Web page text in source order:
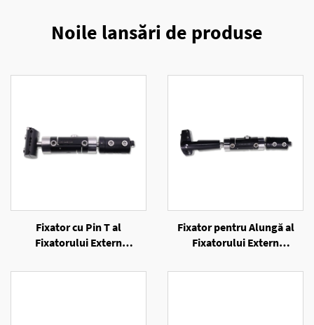
Noile lansări de produse
Fixator cu Pin T al
Fixatorului Extern
Fixator pentru Alungă al
Fixatorului Extern